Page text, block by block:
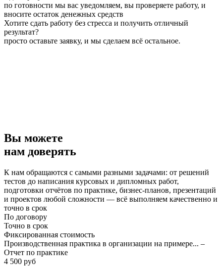
по готовности мы вас уведомляем, вы проверяете работу, и
вносите остаток денежных средств
Хотите сдать работу без стресса и получить отличный
результат?
просто оставьте заявку, и мы сделаем всё остальное.
Вы можете
нам доверять
К нам обращаются с самыми разными задачами: от решений
тестов до написания курсовых и дипломных работ,
подготовки отчётов по практике, бизнес-планов, презентаций
и проектов любой сложности — всё выполняем качественно и
точно в срок
По договору
Точно в срок
Фиксированная стоимость
Производственная практика в организации на примере... –
Отчет по практике
4 500 руб